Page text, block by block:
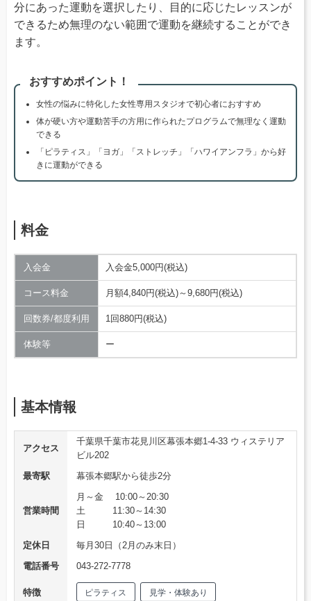
分にあった運動を選択したり、目的に応じたレッスンが
できるため無理のない範囲で運動を継続することができ
ます。
おすすめポイント！
女性の悩みに特化した女性専用スタジオで初心者におすすめ
体が硬い方や運動苦手の方用に作られたプログラムで無理なく運動
できる
「ピラティス」「ヨガ」「ストレッチ」「ハワイアンフラ」から好
きに運動ができる
料金
入会金 入会金5,000円(税込)
コース料金 月額4,840円(税込)～9,680円(税込)
回数券/都度利用 1回880円(税込)
体験等 ー
基本情報
アクセス
千葉県千葉市花見川区幕張本郷1-4-33 ウィステリア
ビル202
最寄駅
幕張本郷駅から徒歩2分
営業時間
月～金 10:00～20:30
土 11:30～14:30
日 10:40～13:00
定休日
毎月30日（2月のみ末日）
電話番号
043-272-7778
特徴 ピラティス 見学・体験あり